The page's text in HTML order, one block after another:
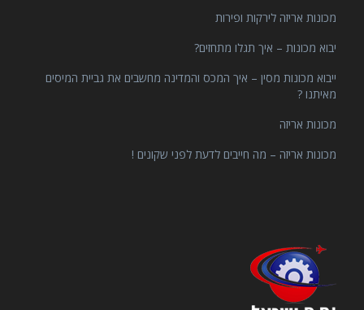
מכונות אריזה לירקות ופירות
יבוא מכונות – איך תגלו מתחזים?
ייבוא מכונות מסין – איך המכס והמדינה מחשבים את גביית המיסים
מאיתנו ?
מכונות אריזה
מכונות אריזה – מה חייבים לדעת לפני שקונים !